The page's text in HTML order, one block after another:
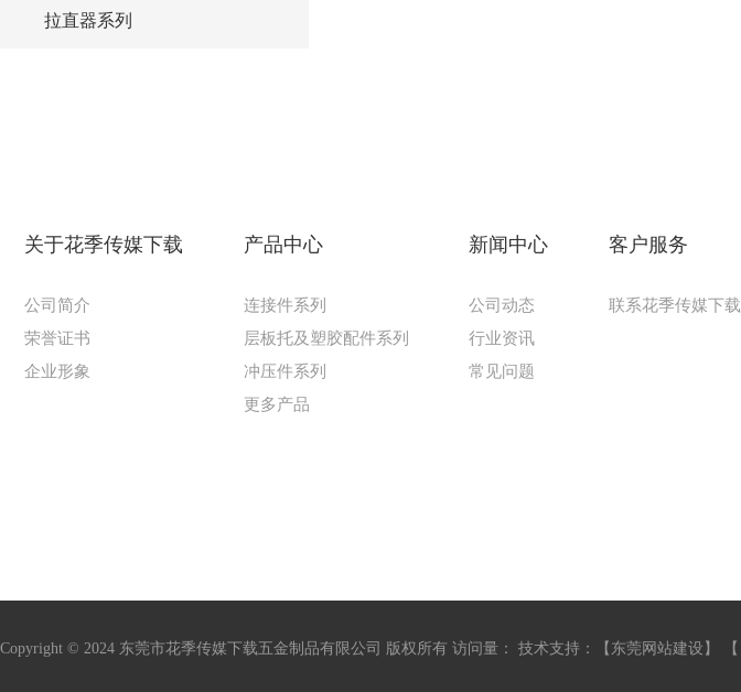
拉直器系列
关于花季传媒下载
公司简介
荣誉证书
企业形象
产品中心
连接件系列
层板托及塑胶配件系列
冲压件系列
更多产品
新闻中心
公司动态
行业资讯
常见问题
客户服务
联系花季传媒下载
Copyright © 2024 东莞市花季传媒下载五金制品有限公司 版权所有 访问量： 技术支持：【 东莞网站建设 】 【